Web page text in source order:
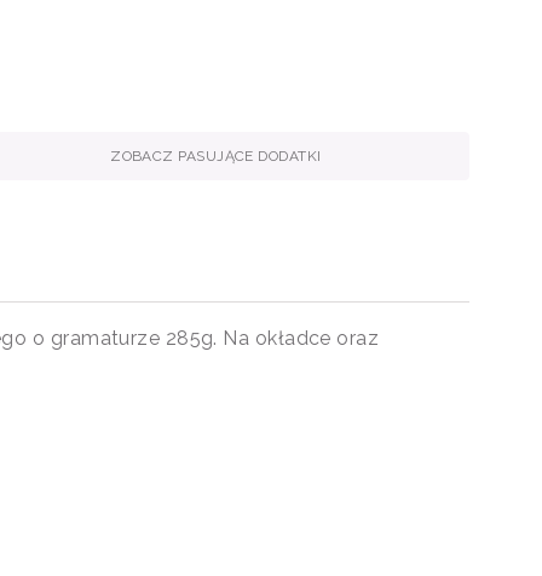
ZOBACZ PASUJĄCE DODATKI
o gramaturze 285g. Na okładce oraz